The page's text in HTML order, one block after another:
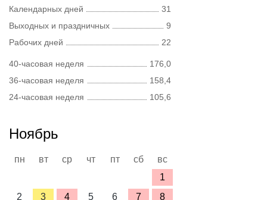
Календарных дней
31
Выходных и праздничных
9
Рабочих дней
22
40-часовая неделя
176,0
36-часовая неделя
158,4
24-часовая неделя
105,6
Ноябрь
пн вт ср чт пт сб
вс
1
2
3 4 5 6 7 8